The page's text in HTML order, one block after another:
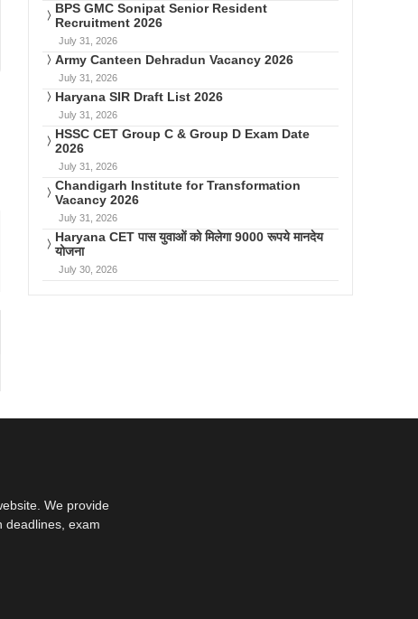
BPS GMC Sonipat Senior Resident
Recruitment 2026
July 31, 2026
Army Canteen Dehradun Vacancy 2026
July 31, 2026
Haryana SIR Draft List 2026
July 31, 2026
HSSC CET Group C & Group D Exam Date
2026
July 31, 2026
Chandigarh Institute for Transformation
Vacancy 2026
July 31, 2026
Haryana CET पास युवाओं को मिलेगा 9000 रूपये मानदेय
योजना
July 30, 2026
We provide
deadlines, exam